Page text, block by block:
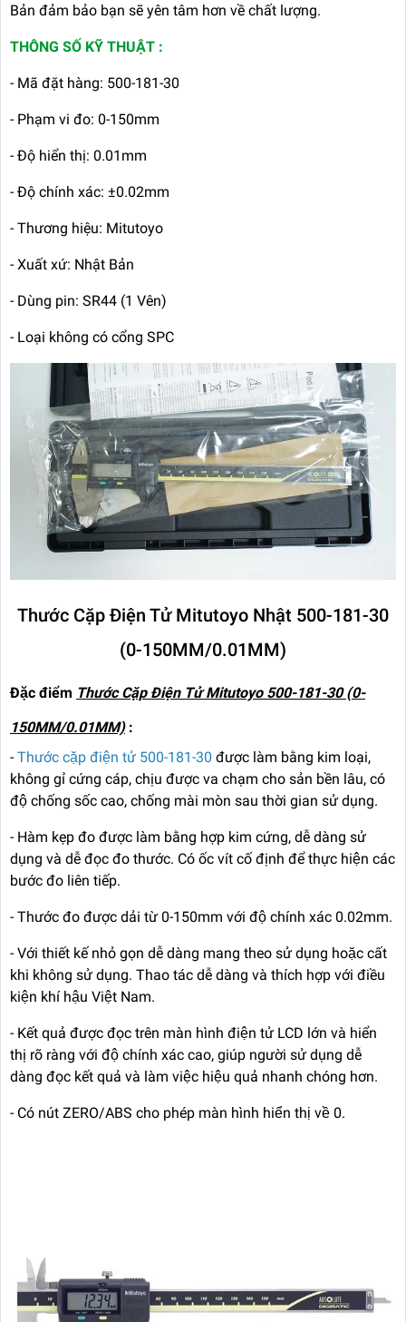
Bản đảm bảo bạn sẽ yên tâm hơn về chất lượng.
THÔNG SỐ KỸ THUẬT :
- Mã đặt hàng: 500-181-30
- Phạm vi đo: 0-150mm
- Độ hiển thị: 0.01mm
- Độ chính xác: ±0.02mm
- Thương hiệu: Mitutoyo
- Xuất xứ: Nhật Bản
- Dùng pin: SR44 (1 Vên)
- Loại không có cổng SPC
Thước Cặp Điện Tử Mitutoyo Nhật 500-181-30
(0-150MM/0.01MM)
Đặc điểm Thước Cặp Điện Tử Mitutoyo 500-181-30 (0-
150MM/0.01MM):
- Thước cặp điện tử 500-181-30 được làm bằng kim loại,
không gỉ cứng cáp, chịu được va chạm cho sản bền lâu, có
độ chống sốc cao, chống mài mòn sau thời gian sử dụng.
- Hàm kẹp đo được làm bằng hợp kim cứng, dễ dàng sử
dụng và dễ đọc đo thước. Có ốc vít cố định để thực hiện các
bước đo liên tiếp.
- Thước đo được dải từ 0-150mm với độ chính xác 0.02mm.
- Với thiết kế nhỏ gọn dễ dàng mang theo sử dụng hoặc cất
khi không sử dụng. Thao tác dễ dàng và thích hợp với điều
kiện khí hậu Việt Nam.
- Kết quả được đọc trên màn hình điện tử LCD lớn và hiển
thị rõ ràng với độ chính xác cao, giúp người sử dụng dễ
dàng đọc kết quả và làm việc hiệu quả nhanh chóng hơn.
- Có nút ZERO/ABS cho phép màn hình hiển thị về 0.